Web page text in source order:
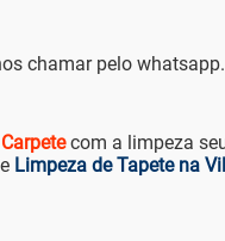
chamar pelo whatsapp.
com a limpeza
Limpeza de Tapete na